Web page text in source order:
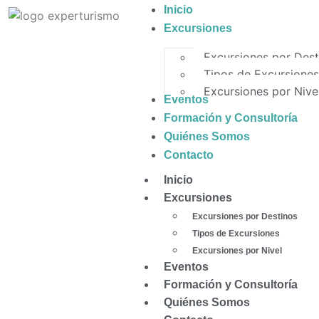
Inicio
Excursiones
Excursiones por
Tipos de Excursiones
Excursiones por
Eventos
Formación y Consultoría
Quiénes Somos
Contacto
Inicio
Excursiones
Excursiones por Destinos
Tipos de Excursiones
Excursiones por Nivel
Eventos
Formación y Consultoría
Quiénes Somos